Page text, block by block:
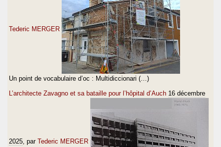
Tederic MERGER
Un point de vocabulaire d’oc : Multidiccionari (…)
L’architecte Zavagno et sa bataille pour l’hôpital d’Auch 16 décembre
2025 , par Tederic MERGER